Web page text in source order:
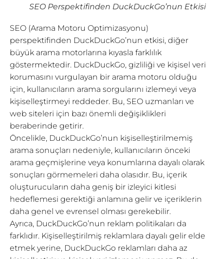
SEO Perspektifinden DuckDuckGo’nun Etkisi
SEO (Arama Motoru Optimizasyonu)
perspektifinden DuckDuckGo’nun etkisi, diğer
büyük arama motorlarına kıyasla farklılık
göstermektedir. DuckDuckGo, gizliliği ve kişisel veri
korumasını vurgulayan bir arama motoru olduğu
için, kullanıcıların arama sorgularını izlemeyi veya
kişiselleştirmeyi reddeder. Bu, SEO uzmanları ve
web siteleri için bazı önemli değişiklikleri
beraberinde getirir.
Öncelikle, DuckDuckGo’nun kişiselleştirilmemiş
arama sonuçları nedeniyle, kullanıcıların önceki
arama geçmişlerine veya konumlarına dayalı olarak
sonuçları görmemeleri daha olasıdır. Bu, içerik
oluşturucuların daha geniş bir izleyici kitlesi
hedeflemesi gerektiği anlamına gelir ve içeriklerin
daha genel ve evrensel olması gerekebilir.
Ayrıca, DuckDuckGo’nun reklam politikaları da
farklıdır. Kişiselleştirilmiş reklamlara dayalı gelir elde
etmek yerine, DuckDuckGo reklamları daha az